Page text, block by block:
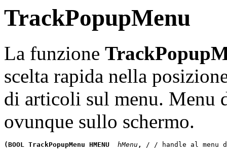
TrackPopupMenu
La funzione
scelta rapida nella
di articoli sul menu. Menu
ovunque sullo schermo.
(BOOL TrackPopupMenu HMENU hMenu , / / handle al menu